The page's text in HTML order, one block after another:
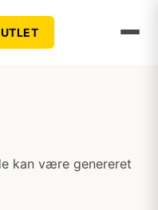
kan være genereret